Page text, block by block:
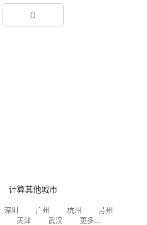
计算其他城市
深圳 广州 杭州
苏州
天津 武汉 更多...